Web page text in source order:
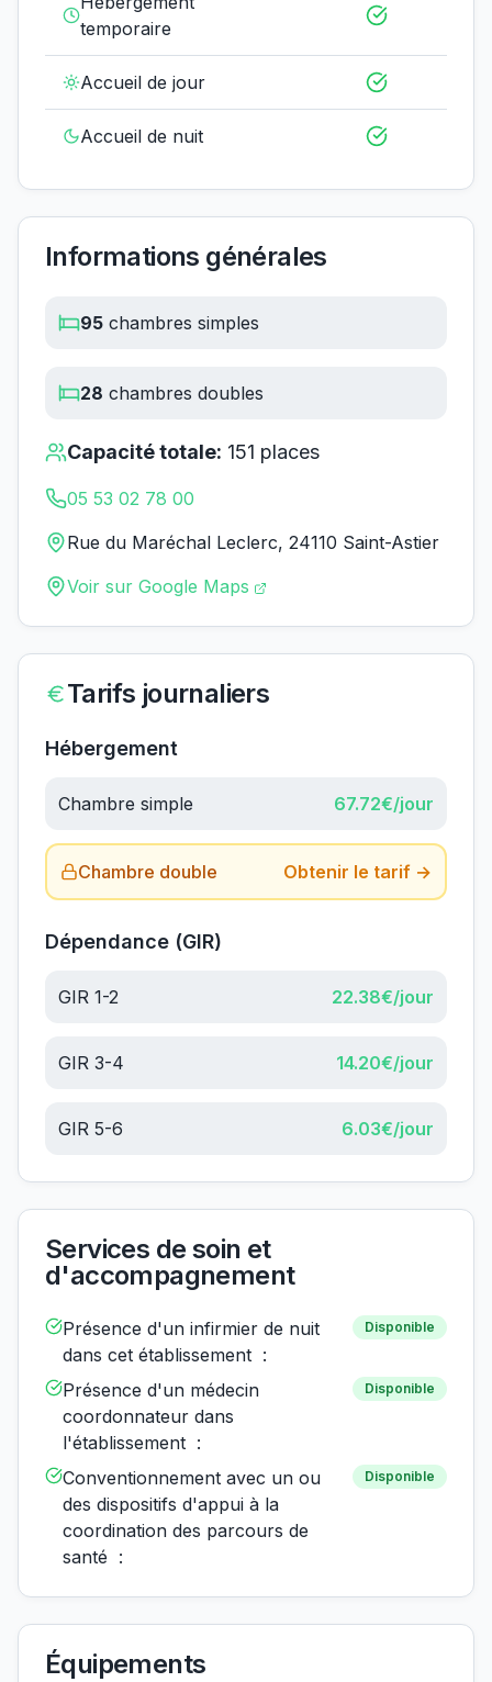
temporaire
Accueil de jour
Accueil de nuit
Informations générales
95 chambres simples
28 chambres doubles
Capacité totale: 151 places
05 53 02 78 00
Rue du Maréchal Leclerc, 24110 Saint-Astier
Voir sur Google Maps
Tarifs journaliers
Hébergement
Chambre simple 67.72€/jour
Chambre double Obtenir le tarif →
Dépendance (GIR)
GIR 1-2 22.38€/jour
GIR 3-4 14.20€/jour
GIR 5-6 6.03€/jour
Services de soin et
d'accompagnement
Présence d'un infirmier de nuit
dans cet établissement :
Disponible
Présence d'un médecin
coordonnateur dans
l'établissement :
Disponible
Conventionnement avec un ou
des dispositifs d'appui à la
coordination des parcours de
santé :
Disponible
Équipements